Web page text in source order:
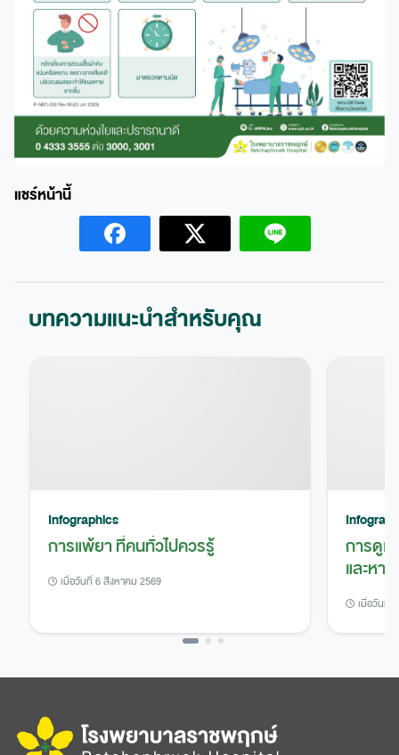
บทความแนะนำสำหรับคุณ
Infographics
การแพ้ยา ที่คนทั่วไปควรรู้
เมื่อวันที่ 6 สิงหาคม 2569
การดูแ
และหาย
เมื่อวันที่